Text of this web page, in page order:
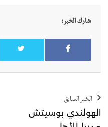
شارك الخبر:
الخبر السابق
الهولندي بوسيتش